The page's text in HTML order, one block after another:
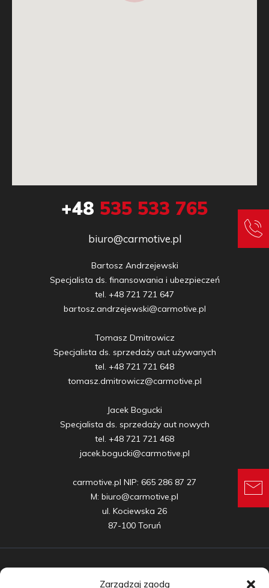
Zarządzaj zgodą
+48 535 533 765
biuro@carmotive.pl
Bartosz Andrzejewski
Specjalista ds. finansowania i ubezpieczeń
tel. +48 721 721 647
bartosz.andrzejewski@carmotive.pl
Tomasz Dmitrowicz
Specjalista ds. sprzedaży aut używanych
tel. +48 721 721 648
tomasz.dmitrowicz@carmotive.pl
Jacek Bogucki
Specjalista ds. sprzedaży aut nowych
tel. +48 721 721 468
jacek.bogucki@carmotive.pl
carmotive.pl NIP: 665 286 87 27
M: biuro@carmotive.pl
ul. Kociewska 26
87-100 Toruń